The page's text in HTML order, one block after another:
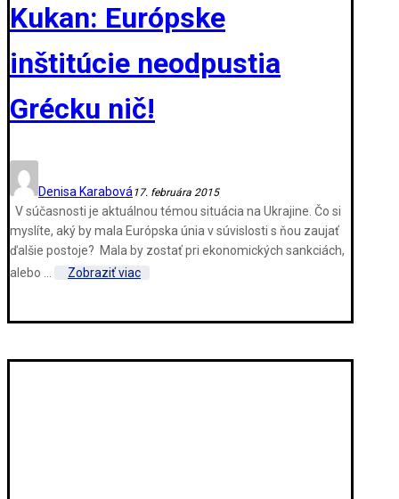
Kukan: Európske
inštitúcie neodpustia
Grécku nič!
Denisa Karabová 17. februára 2015
V súčasnosti je aktuálnou témou situácia na Ukrajine. Čo si
myslíte, aký by mala Európska únia v súvislosti s ňou zaujať
ďalšie postoje? Mala by zostať pri ekonomických sankciách,
alebo ...
Zobraziť viac